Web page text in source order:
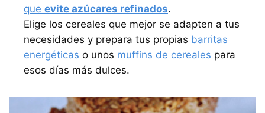
que evite azúcares refinados.
Elige los cereales que mejor se adapten a tus
necesidades y prepara tus propias barritas
energéticas o unos muffins de cereales para
esos días más dulces.